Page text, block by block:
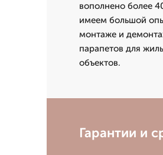
вополнено более
имеем большой
монтаже и
парапетов для
объектов.
Гарантии и